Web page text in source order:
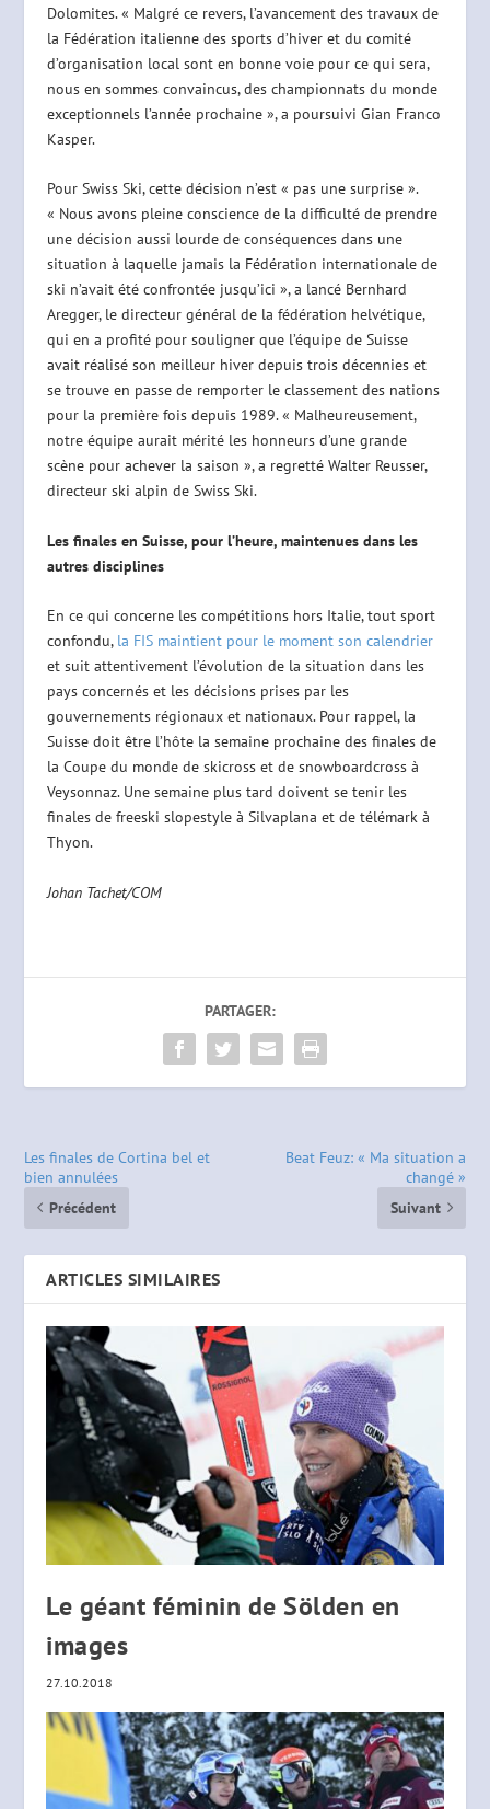
Dolomites. « Malgré ce revers, l’avancement des travaux de
la Fédération italienne des sports d’hiver et du comité
d’organisation local sont en bonne voie pour ce qui sera,
nous en sommes convaincus, des championnats du monde
exceptionnels l’année prochaine », a poursuivi Gian Franco
Kasper.
Pour Swiss Ski, cette décision n’est « pas une surprise ».
« Nous avons pleine conscience de la difficulté de prendre
une décision aussi lourde de conséquences dans une
situation à laquelle jamais la Fédération internationale de
ski n’avait été confrontée jusqu’ici », a lancé Bernhard
Aregger, le directeur général de la fédération helvétique,
qui en a profité pour souligner que l’équipe de Suisse
avait réalisé son meilleur hiver depuis trois décennies et
se trouve en passe de remporter le classement des nations
pour la première fois depuis 1989. « Malheureusement,
notre équipe aurait mérité les honneurs d’une grande
scène pour achever la saison », a regretté Walter Reusser,
directeur ski alpin de Swiss Ski.
Les finales en Suisse, pour l’heure, maintenues dans les
autres disciplines
En ce qui concerne les compétitions hors Italie, tout sport
confondu, la FIS maintient pour le moment son calendrier
et suit attentivement l’évolution de la situation dans les
pays concernés et les décisions prises par les
gouvernements régionaux et nationaux. Pour rappel, la
Suisse doit être l’hôte la semaine prochaine des finales de
la Coupe du monde de skicross et de snowboardcross à
Veysonnaz. Une semaine plus tard doivent se tenir les
finales de freeski slopestyle à Silvaplana et de télémark à
Thyon.
Johan Tachet/COM
PARTAGER:
Les finales de Cortina bel et
bien annulées
Précédent
Beat Feuz: « Ma situation a
changé »
Suivant
ARTICLES SIMILAIRES
Le géant féminin de Sölden en
images
27.10.2018